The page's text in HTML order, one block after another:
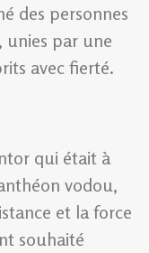
des personnes
unies par une
avec fierté.
qui était à
vodou,
et la force
souhaité